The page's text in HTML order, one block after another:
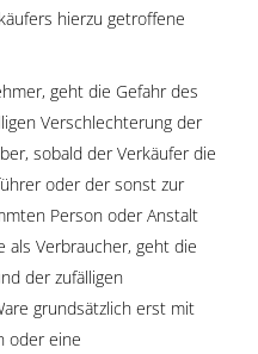
hierzu getroffene
geht die Gefahr des
Verschlechterung der
sobald der Verkäufer die
oder der sonst zur
Person oder Anstalt
als Verbraucher, geht die
der zufälligen
grundsätzlich erst mit
oder eine